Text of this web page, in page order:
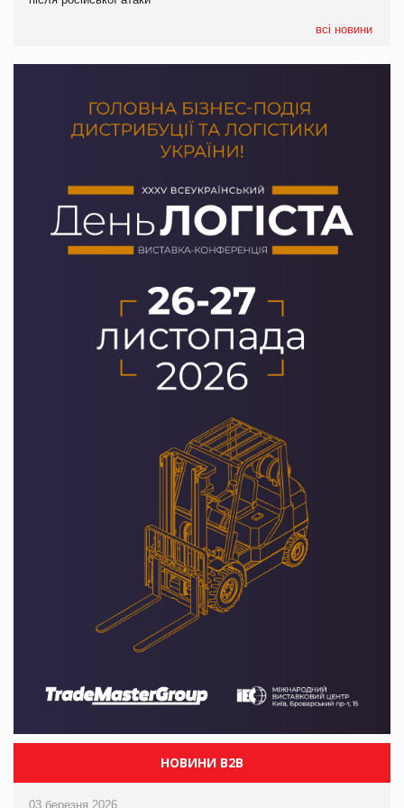
всі новини
Сергій Лісунов про заморожені хлібобулочні вироби на
НОВИНИ B2B
03 березня 2026